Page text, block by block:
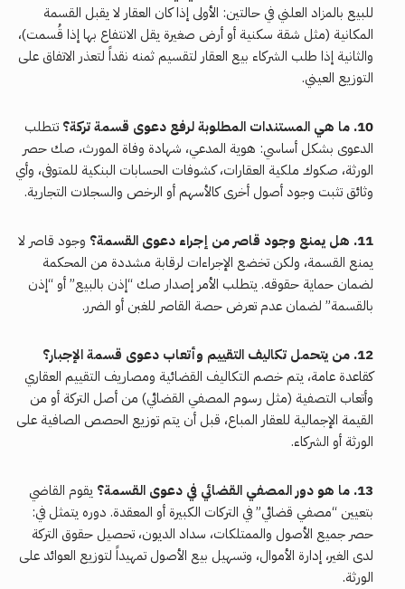
للبيع بالمزاد العلني في حالتين: الأولى إذا كان العقار لا يقبل القسمة
المكانية (مثل شقة سكنية أو أرض صغيرة يقل الانتفاع بها إذا قُسمت)،
والثانية إذا طلب الشركاء بيع العقار لتقسيم ثمنه نقداً لتعذر الاتفاق على
التوزيع العيني.
10. ما هي المستندات المطلوبة لرفع دعوى قسمة تركة؟
تتطلب
الدعوى بشكل أساسي: هوية المدعي، شهادة وفاة المورث، صك حصر
الورثة، صكوك ملكية العقارات، كشوفات الحسابات البنكية للمتوفى، وأي
وثائق تثبت وجود أصول أخرى كالأسهم أو الرخص والسجلات التجارية.
11. هل يمنع وجود قاصر من إجراء دعوى القسمة؟
وجود قاصر لا
يمنع القسمة، ولكن تخضع الإجراءات لرقابة مشددة من المحكمة
لضمان حماية حقوقه. يتطلب الأمر إصدار صك “إذن بالبيع” أو “إذن
بالقسمة” لضمان عدم تعرض حصة القاصر للغبن أو الضرر.
12. من يتحمل تكاليف التقييم وأتعاب دعوى قسمة الإجبار؟
كقاعدة عامة، يتم خصم التكاليف القضائية ومصاريف التقييم العقاري
وأتعاب التصفية (مثل رسوم المصفي القضائي) من أصل التركة أو من
القيمة الإجمالية للعقار المباع، قبل أن يتم توزيع الحصص الصافية على
الورثة أو الشركاء.
13. ما هو دور المصفي القضائي في دعوى القسمة؟
يقوم القاضي
بتعيين “مصفي قضائي” في التركات الكبيرة أو المعقدة. دوره يتمثل في:
حصر جميع الأصول والممتلكات، سداد الديون، تحصيل حقوق التركة
لدى الغير، إدارة الأموال، وتسهيل بيع الأصول تمهيداً لتوزيع العوائد على
الورثة.